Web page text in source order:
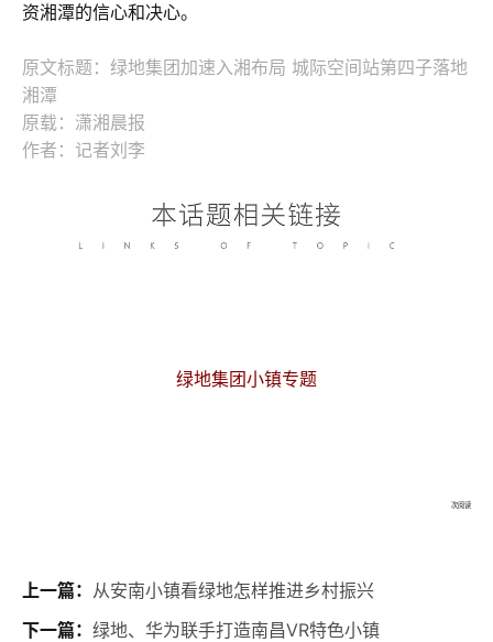
资湘潭的信心和决心。
原文标题：绿地集团加速入湘布局 城际空间站第四子落地
湘潭
原载：潇湘晨报
作者：记者刘李
绿地集团小镇专题
次阅读
上一篇： 从安南小镇看绿地怎样推进乡村振兴
下一篇： 绿地、华为联手打造南昌VR特色小镇